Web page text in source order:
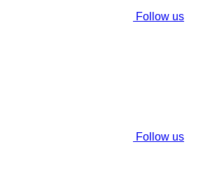
Follow us
Follow us